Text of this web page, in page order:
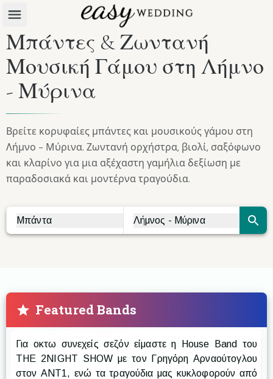
Μπάντες & Ζωντανή
Μουσική Γάμου στη Λήμνο
- Μύρινα
Βρείτε κορυφαίες μπάντες και μουσικούς γάμου στη
Λήμνο - Μύρινα. Ζωντανή ορχήστρα, βιολί, σαξόφωνο
και κλαρίνο για μια αξέχαστη γαμήλια δεξίωση με
παραδοσιακά και μοντέρνα τραγούδια.
Μπάντα Λήμνος - Μύρινα
Featured Bands
Prestige The Band
Για οκτω συνεχείς σεζόν είμαστε η House Band του
THE 2NIGHT SHOW με τον Γρηγόρη Αρναούτογλου
στον ANT1, ενώ τα τραγούδια μας κυκλοφορούν από